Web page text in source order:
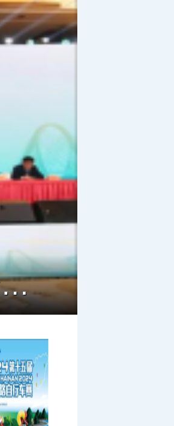
淮安成功举办第四届淮河华商大会211个签约项目 总投资1486.